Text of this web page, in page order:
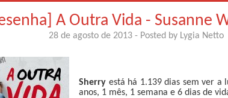
A Outra Vida - Susanne
28 de agosto de 2013 - Posted by Lygia Netto
Sherry está há 1.139 dias sem ver a
anos, 1 mês, 1 semana e 6 dias de